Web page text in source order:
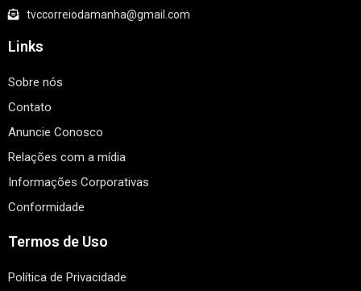
tvccorreiodamanha@gmail.com
Links
Sobre nós
Contato
Anuncie Conosco
Relações com a mídia
Informações Corporativas
Conformidade
Termos de Uso
Política de Privacidade